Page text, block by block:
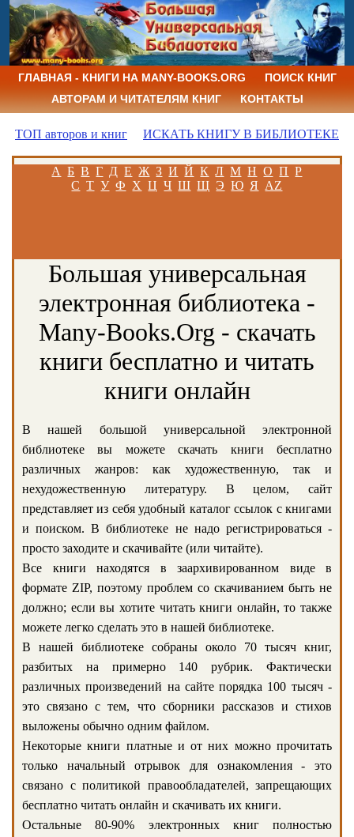
ГЛАВНАЯ - КНИГИ НА MANY-BOOKS.ORG
ПОИСК КНИГ
АВТОРАМ И ЧИТАТЕЛЯМ КНИГ
КОНТАКТЫ
ТОП авторов и книг ИСКАТЬ КНИГУ В БИБЛИОТЕКЕ
А Б В Г Д Е Ж З И Й К Л М Н О П Р
С Т У Ф Х Ц Ч Ш Щ Э Ю Я AZ
Большая универсальная
электронная библиотека -
Many-Books.Org - скачать
книги бесплатно и читать
книги онлайн
В нашей большой универсальной электронной
библиотеке вы можете скачать книги бесплатно
различных жанров: как художественную, так и
нехудожественную литературу. В целом, сайт
представляет из себя удобный каталог ссылок с книгами
и поиском. В библиотеке не надо регистрироваться -
просто заходите и скачивайте (или читайте).
Все книги находятся в заархивированном виде в
формате ZIP, поэтому проблем со скачиванием быть не
должно; если вы хотите читать книги онлайн, то также
можете легко сделать это в нашей библиотеке.
В нашей библиотеке собраны около 70 тысяч книг,
разбитых на примерно 140 рубрик. Фактически
различных произведений на сайте порядка 100 тысяч -
это связано с тем, что сборники рассказов и стихов
выложены обычно одним файлом.
Некоторые книги платные и от них можно прочитать
только начальный отрывок для ознакомления - это
связано с политикой правообладателей, запрещающих
бесплатно читать онлайн и скачивать их книги.
Остальные 80-90% электронных книг полностью